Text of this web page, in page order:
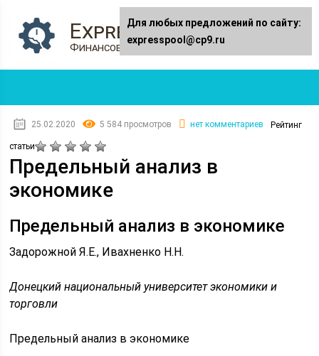
Expresspool.ru
Финансовый журнал
25.02.2020 5 584 просмотров нет комментариев Рейтинг
статьи
Предельный анализ в
экономике
Предельный анализ в экономике
Задорожной Я.Е., Ивахненко Н.Н.
Донецкий национальный университет экономики и
торговли
Предельный анализ в экономике
Для любых предложений по сайту:
expresspool@cp9.ru